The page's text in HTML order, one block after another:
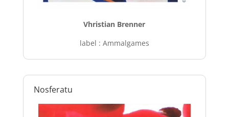
Vhristian Brenner
label : Ammalgames
Nosferatu